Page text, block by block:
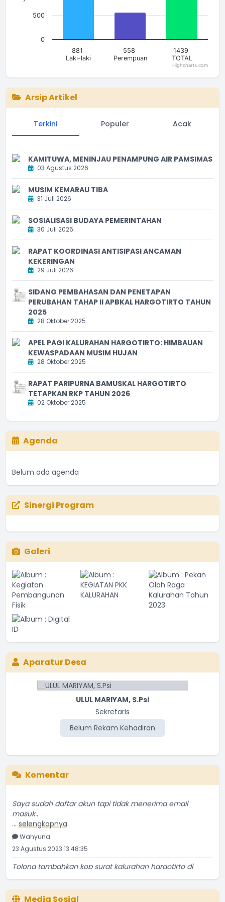
881
Laki-laki
558
Perempuan
1439
TOTAL
0
500
Highcharts.com
Arsip Artikel
Terkini Populer Acak
KAMITUWA, MENINJAU PENAMPUNG AIR PAMSIMAS
03 Agustus 2026
MUSIM KEMARAU TIBA
31 Juli 2026
SOSIALISASI BUDAYA PEMERINTAHAN
30 Juli 2026
RAPAT KOORDINASI ANTISIPASI ANCAMAN
KEKERINGAN
29 Juli 2026
SIDANG PEMBAHASAN DAN PENETAPAN
PERUBAHAN TAHAP II APBKAL HARGOTIRTO TAHUN
2025
28 Oktober 2025
APEL PAGI KALURAHAN HARGOTIRTO: HIMBAUAN
KEWASPADAAN MUSIM HUJAN
28 Oktober 2025
RAPAT PARIPURNA BAMUSKAL HARGOTIRTO
TETAPKAN RKP TAHUN 2026
02 Oktober 2025
Agenda
Belum ada agenda
Sinergi Program
Galeri
Aparatur Desa
ULUL MARIYAM, S.Psi
Sekretaris
Belum Rekam Kehadiran
Komentar
masuk..
...selengkapnya
Wahyuna
23 Agustus 2023 13:48:35
...selengkapnya
18 Oktober 2022 19:54:47
Media Sosial